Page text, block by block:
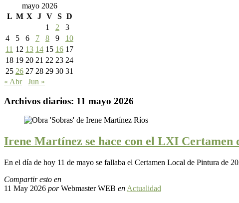
mayo 2026
L M X J V S D
1
2
3
4
5 6 7 8 9
10
11 12 13 14 15 16 17
18 19 20 21 22 23 24
25 26 27 28 29 30 31
« Abr
Jun »
Archivos diarios: 11 mayo 2026
Irene Martínez se hace con el LXI
En el día de hoy 11 de mayo se fallaba el Certamen Local de Pintura de
Compartir esto en
11 May 2026 porWebmaster WEB en Actualidad